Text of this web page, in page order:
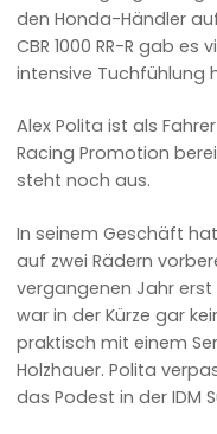
den Honda-Händler
CBR 1000 RR-R gab
intensive Tuchfühlung
Alex Polita ist als
Racing Promotion
steht noch aus.
In seinem Geschäft
auf zwei Rädern
vergangenen Jahr
war in der Kürze gar
praktisch mit einem
Holzhauer. Polita
das Podest in der IDM